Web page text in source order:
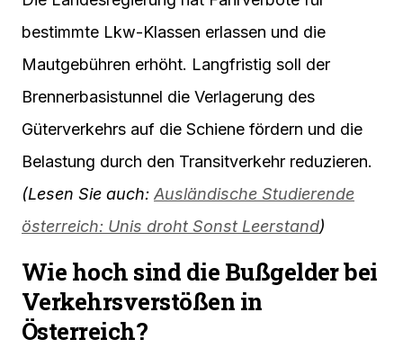
bestimmte Lkw-Klassen erlassen und die
Mautgebühren erhöht. Langfristig soll der
Brennerbasistunnel die Verlagerung des
Güterverkehrs auf die Schiene fördern und die
Belastung durch den Transitverkehr reduzieren.
(Lesen Sie auch: Ausländische Studierende
österreich: Unis droht Sonst Leerstand)
Wie hoch sind die Bußgelder bei
Verkehrsverstößen in
Österreich?